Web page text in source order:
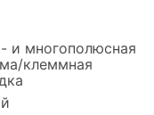
и многополюсная
клеммная